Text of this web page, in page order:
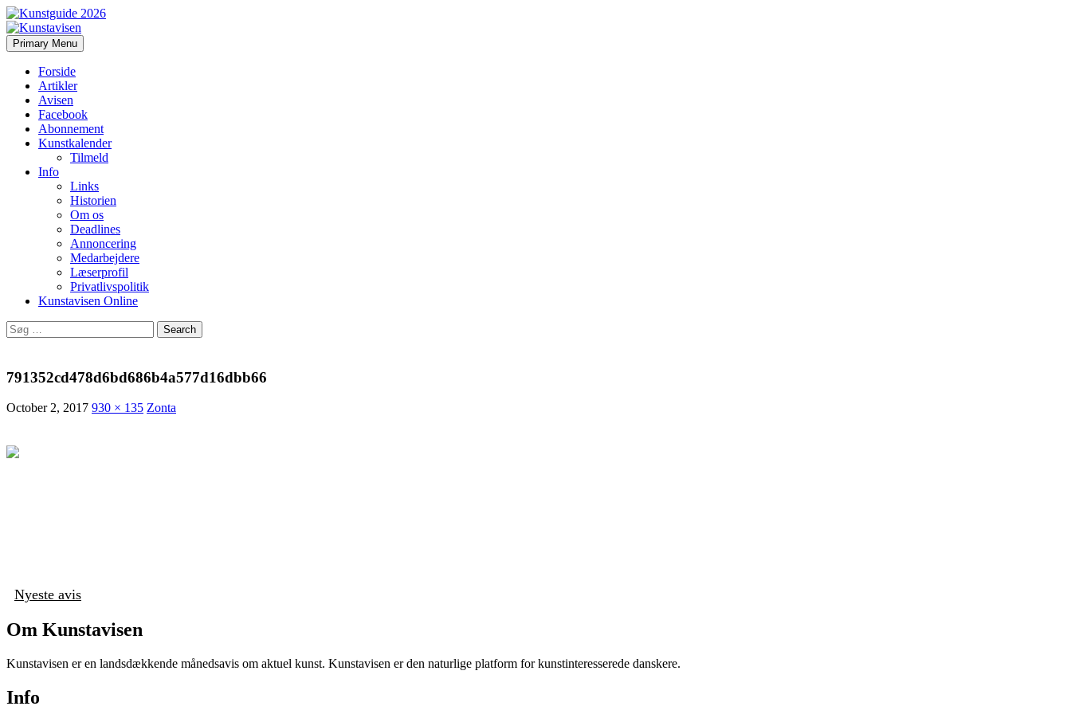
Kunstavisen
Search
Primary Menu Skip
to
Forside
Artikler
Avisen
Facebook
Abonnement
Kunstkalender
Tilmeld
Info
Links
Historien
Om os
Deadlines
Annoncering
Medarbejdere
Læserprofil
Privatlivspolitik
Kunstavisen Online
Search
for:
791352cd478d6bd686b4a577d16dbb66
October 2, 2017 930 × 135 Zonta
Nyeste avis
Om Kunstavisen
Kunstavisen er en landsdækkende månedsavis om aktuel kunst. Kunstavisen er den naturlige platform for kunstinteresserede danskere.
Info